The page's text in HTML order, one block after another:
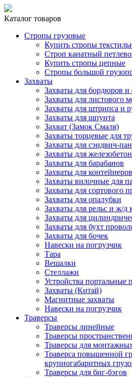
Каталог товаров
Стропы грузовые
Купить стропы
Строп канатный
Купить стропы цепные
Стропы большой
Захваты
Захваты для бордюров
Захваты для листового
Захваты для штрипса и
Захваты для шпунта
Захват (Замок Смаля)
Захваты торцевые для
Захваты для сэндвич-
Захваты для
Захваты для барабанов
Захваты для контейнеров
Захваты вилочные для
Захваты для сортового
Захваты для опалубки
Захваты для рельс и ж/д
Захваты для
Захваты для бухт
Захваты для бочек
Навески на погрузчик
Тара
Вешалки
Стеллажи
Устройства
Захваты (Китай)
Магнитные захваты
Навески на погрузчик
Траверсы
Траверсы линейные
Траверсы
Траверсы для
Траверса повышенной
крупногабаритных
Траверсы для биг-бэгов